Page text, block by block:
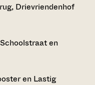
Drievriendenhof
en
en Lastig